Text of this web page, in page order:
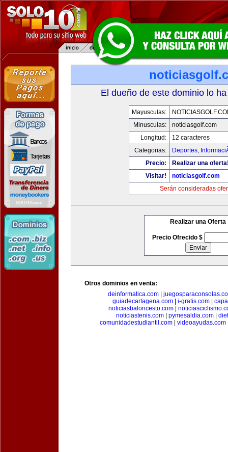
El dueño de este dominio lo
Mayusculas:
Minusculas:
noticiasgolf.com
Longitud:
12 caracteres
Categorias:
Deportes,
Precio:
Realizar una
Visitar!
noticiasgolf.com
Serán consideradas
Realizar una Oferta
Precio Ofrecido $
Otros dominios en venta:
deinformatica.com
guiadecartagena.com| i-gratis.com|
noticiasbaloncesto.com
noticiastenis.com
pymesaldia.com
comunidadestudiantil.com| videoayudas.com